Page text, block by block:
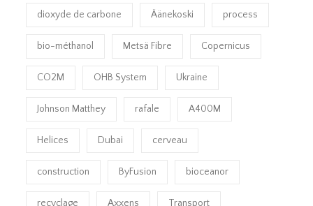
dioxyde de carbone Äänekoski process
bio-méthanol Metsä Fibre Copernicus
CO2M OHB System Ukraine
Johnson Matthey rafale A400M
Helices Dubai cerveau
construction ByFusion bioceanor
recyclage Axxens Transport